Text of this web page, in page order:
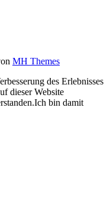
MH Themes
des Erlebnisses
dieser Website
Ich bin damit